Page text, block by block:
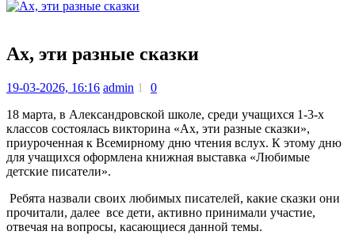
Ах, эти разные сказки
19-03-2026, 16:16 admin 1
0
18 марта, в Александровской школе, среди учащихся 1-3-х
классов состоялась викторина «Ах, эти разные сказки»,
приуроченная к Всемирному дню чтения вслух. К этому дню
для учащихся оформлена книжная выставка «Любимые
детские писатели».
Ребята назвали своих любимых писателей, какие сказки они
прочитали, далее все дети, активно принимали участие,
отвечая на вопросы, касающиеся данной темы.